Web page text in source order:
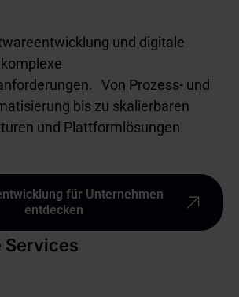
und digitale
Von Prozess- und
bis zu skalierbaren
und Plattformlösungen.
für Unternehmen
entdecken
Services